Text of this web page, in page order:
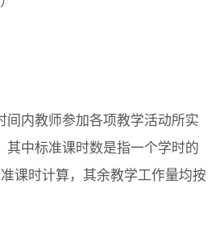
间内教师参加各项教学活动所实
其中标准课时数是指一个学时的
课时计算，其余教学工作量均按